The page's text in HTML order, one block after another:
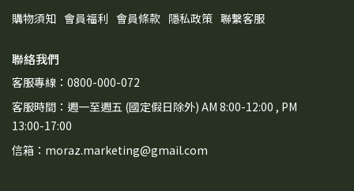
購物須知 會員福利 會員條款 隱私政策 聯繫客服
聯絡我們
客服專線：0800-000-072
客服時間：週一至週五 (國定假日除外) AM 8:00-12:00 , PM
13:00-17:00
信箱：moraz.marketing@gmail.com